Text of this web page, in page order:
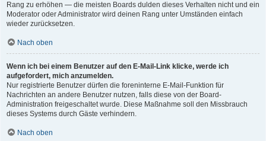
Rang zu erhöhen — die meisten Boards dulden dieses Verhalten nicht und ein
Moderator oder Administrator wird deinen Rang unter Umständen einfach
wieder zurücksetzen.
Nach oben
Wenn ich bei einem Benutzer auf den E-Mail-Link klicke, werde ich
aufgefordert, mich anzumelden.
Nur registrierte Benutzer dürfen die foreninterne E-Mail-Funktion für
Nachrichten an andere Benutzer nutzen, falls diese von der Board-
Administration freigeschaltet wurde. Diese Maßnahme soll den Missbrauch
dieses Systems durch Gäste verhindern.
Nach oben